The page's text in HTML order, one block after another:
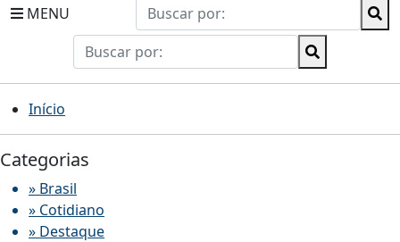
MENU
Início
Categorias
» Brasil
» Cotidiano
» Destaque